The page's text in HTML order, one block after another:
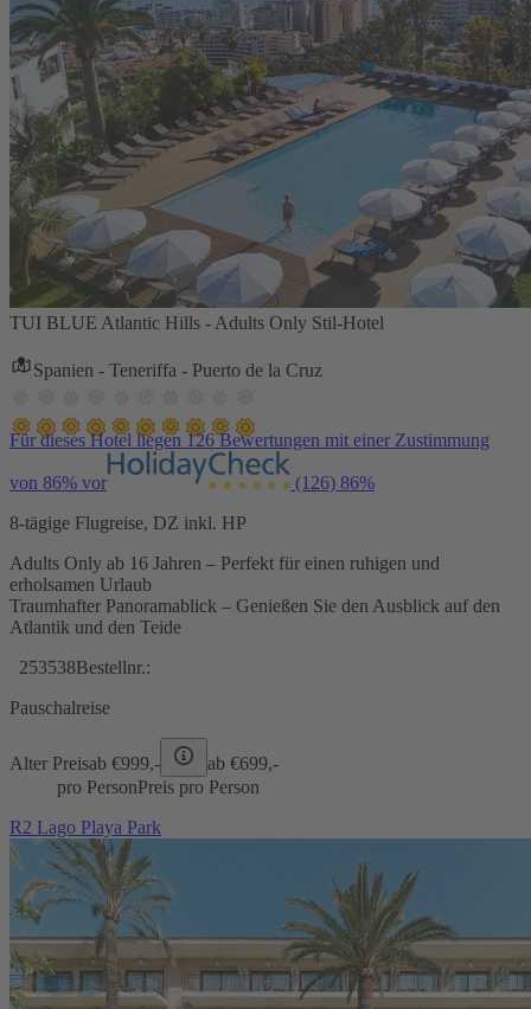
TUI BLUE Atlantic Hills - Adults Only Stil-Hotel
Spanien - Teneriffa - Puerto de la Cruz
Für dieses Hotel liegen 126 Bewertungen mit einer Zustimmung
von 86% vor (126) 86%
8-tägige Flugreise, DZ inkl. HP
Adults Only ab 16 Jahren – Perfekt für einen ruhigen und
erholsamen Urlaub
Traumhafter Panoramablick – Genießen Sie den Ausblick auf den
Atlantik und den Teide
253538Bestellnr.:
Pauschalreise
Alter Preisab €999,- ab €699,-
pro PersonPreis pro Person
R2 Lago Playa Park